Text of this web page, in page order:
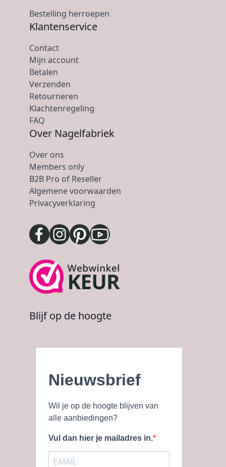
Bestelling herroepen
Klantenservice
Contact
Mijn account
Betalen
Verzenden
Retourneren
Klachtenregeling
FAQ
Over Nagelfabriek
Over ons
Members only
B2B Pro of Reseller
Algemene voorwaarden
Privacyverklaring
Blijf op de hoogte
Nieuwsbrief
Wil je op de hoogte blijven van
alle aanbiedingen?
Vul dan hier je mailadres in.